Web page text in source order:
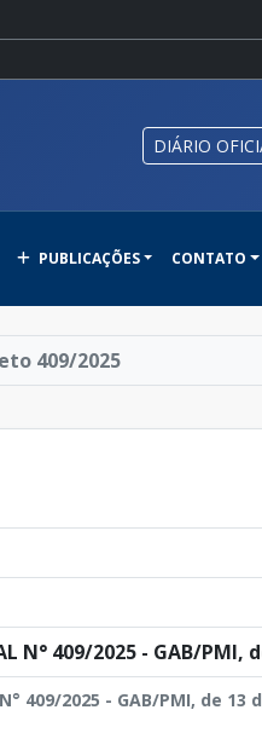
DIÁRIO
PUBLICAÇÕES CONTATO
409/2025
N° 409/2025 - GAB/PMI,
N° 409/2025 - GAB/PMI, de 13